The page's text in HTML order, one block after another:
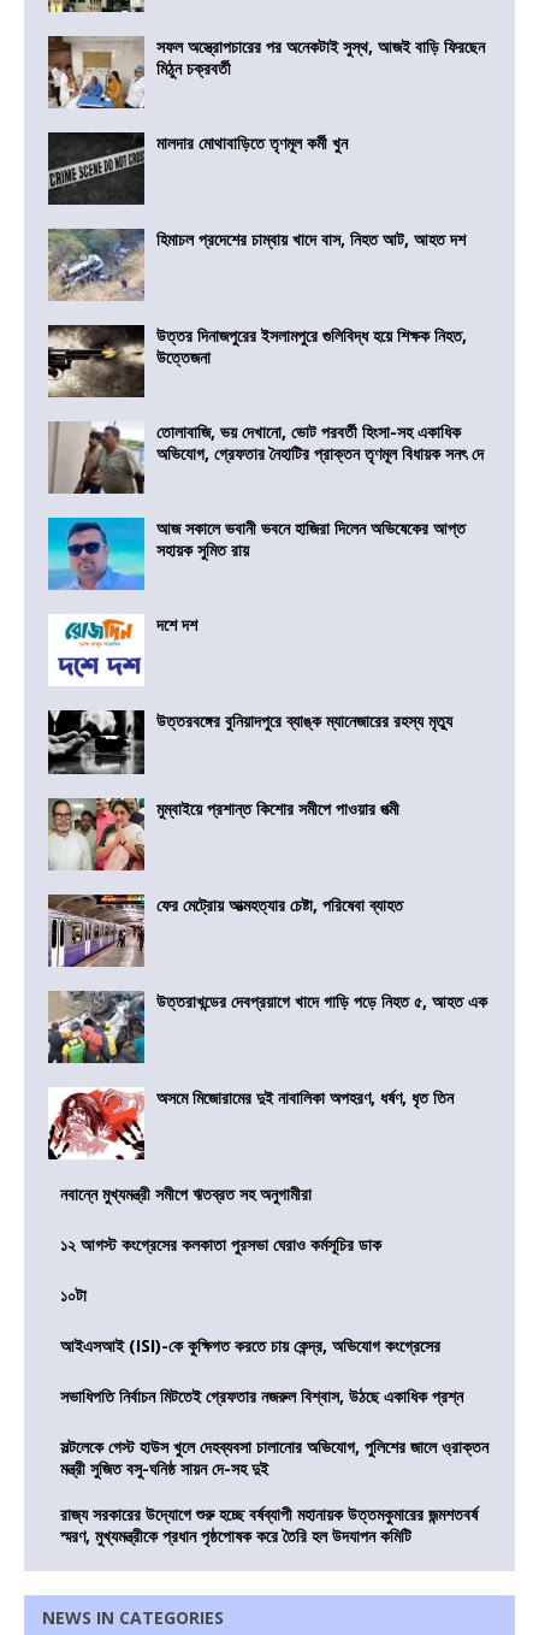
সফল অস্ত্রোপচারের পর অনেকটাই সুস্থ, আজই বাড়ি ফিরছেন
মিঠুন চক্রবর্তী
মালদার মোথাবাড়িতে তৃণমূল কর্মী খুন
হিমাচল প্রদেশের চাম্বায় খাদে বাস, নিহত আট, আহত দশ
উত্তর দিনাজপুরের ইসলামপুরে গুলিবিদ্ধ হয়ে শিক্ষক নিহত,
উত্তেজনা
তোলাবাজি, ভয় দেখানো, ভোট পরবর্তী হিংসা-সহ একাধিক
অভিযোগ, গ্রেফতার নৈহাটির প্রাক্তন তৃণমূল বিধায়ক সনৎ দে
আজ সকালে ভবানী ভবনে হাজিরা দিলেন অভিষেকের আপ্ত
সহায়ক সুমিত রায়
দশে দশ
উত্তরবঙ্গের বুনিয়াদপুরে ব্যাঙ্ক ম্যানেজারের রহস্য মৃত্যু
মুম্বাইয়ে প্রশান্ত কিশোর সমীপে পাওয়ার পত্মী
ফের মেট্রোয় আত্মহত্যার চেষ্টা, পরিষেবা ব্যাহত
উত্তরাখন্ডের দেবপ্রয়াগে খাদে গাড়ি পড়ে নিহত ৫, আহত এক
অসমে মিজোরামের দুই নাবালিকা অপহরণ, ধর্ষণ, ধৃত তিন
নবান্নে মুখ্যমন্ত্রী সমীপে ঋতব্রত সহ অনুগামীরা
১২ আগস্ট কংগ্রেসের কলকাতা পুরসভা ঘেরাও কর্মসূচির ডাক
১০টা
আইএসআই (ISI)-কে কুক্ষিগত করতে চায় কেন্দ্র, অভিযোগ কংগ্রেসের
সভাধিপতি নির্বাচন মিটতেই গ্রেফতার নজরুল বিশ্বাস, উঠছে একাধিক প্রশ্ন
সল্টলেকে গেস্ট হাউস খুলে দেহব্যবসা চালানোর অভিযোগ, পুলিশের জালে ও্রাক্তন
মন্ত্রী সুজিত বসু-ঘনিষ্ঠ সায়ন দে-সহ দুই
রাজ্য সরকারের উদ্যোগে শুরু হচ্ছে বর্ষব্যাপী মহানায়ক উত্তমকুমারের জন্মশতবর্ষ
স্মরণ, মুখ্যমন্ত্রীকে প্রধান পৃষ্ঠপোষক করে তৈরি হল উদযাপন কমিটি
NEWS IN CATEGORIES